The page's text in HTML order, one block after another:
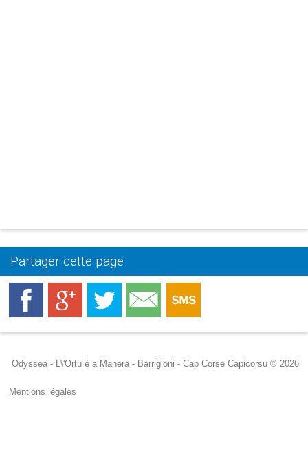
Partager cette page
Odyssea - L\'Ortu è a Manera - Barrigioni - Cap Corse Capicorsu © 2026
Mentions légales